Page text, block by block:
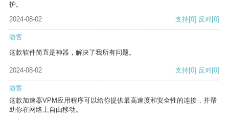
护。
2024-08-02
支持[0] 反对[0]
游客
这款软件简直是神器，解决了我所有问题。
2024-08-02 支持[0] 反对[0]
游客
这款加速器VPM应用程序可以给你提供最高速度和安全性的连接，并帮
助你在网络上自由移动。